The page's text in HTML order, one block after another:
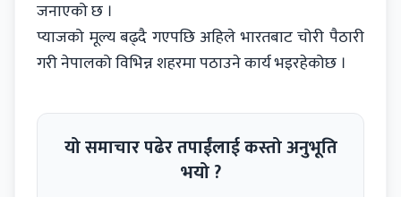
जनाएको छ ।
प्याजको मूल्य बढ्दै गएपछि अहिले भारतबाट चोरी पैठारी
गरी नेपालको विभिन्न शहरमा पठाउने कार्य भइरहेकोछ ।
यो समाचार पढेर तपाईंलाई कस्तो अनुभूति
भयो ?